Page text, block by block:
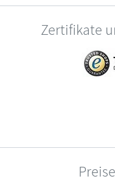
Zertifikate